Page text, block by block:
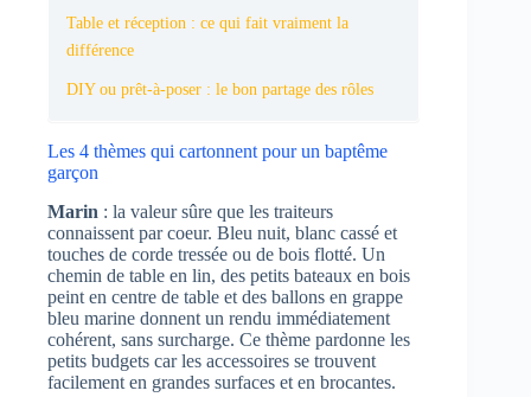
Table et réception : ce qui fait vraiment la
différence
DIY ou prêt-à-poser : le bon partage des rôles
Les 4 thèmes qui cartonnent pour un baptême
garçon
Marin : la valeur sûre que les traiteurs
connaissent par coeur. Bleu nuit, blanc cassé et
touches de corde tressée ou de bois flotté. Un
chemin de table en lin, des petits bateaux en bois
peint en centre de table et des ballons en grappe
bleu marine donnent un rendu immédiatement
cohérent, sans surcharge. Ce thème pardonne les
petits budgets car les accessoires se trouvent
facilement en grandes surfaces et en brocantes.